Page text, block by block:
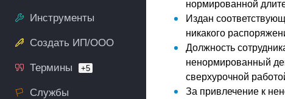
Инструменты
Создать ИП/ООО
Термины +5
Службы
нормированной
Издан
никакого
Должность
ненормированный
сверхурочной
За привлечение к